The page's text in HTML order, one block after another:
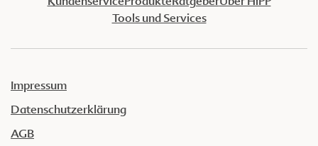
Tools und Services
Impressum
Datenschutzerklärung
AGB